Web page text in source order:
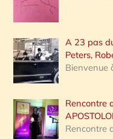
A 23 pas
Peters,
Bienvenue
Rencontre
Rencontre